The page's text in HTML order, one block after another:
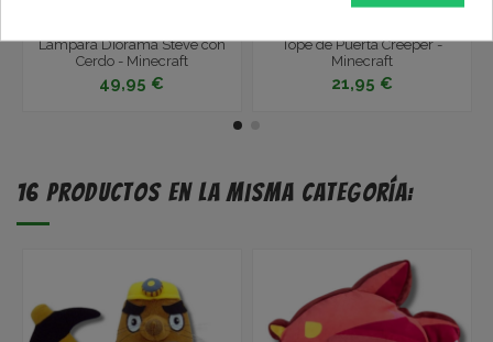
Lámpara Diorama Steve con
Cerdo - Minecraft
49,95 €
Tope de Puerta Creeper -
Minecraft
21,95 €
16 productos en la misma categoría: